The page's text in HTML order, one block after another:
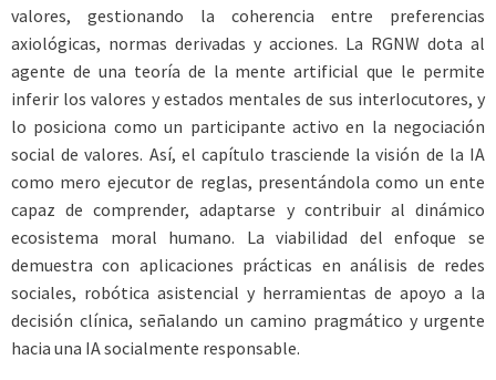
valores, gestionando la coherencia entre preferencias
axiológicas, normas derivadas y acciones. La RGNW dota al
agente de una teoría de la mente artificial que le permite
inferir los valores y estados mentales de sus interlocutores, y
lo posiciona como un participante activo en la negociación
social de valores. Así, el capítulo trasciende la visión de la IA
como mero ejecutor de reglas, presentándola como un ente
capaz de comprender, adaptarse y contribuir al dinámico
ecosistema moral humano. La viabilidad del enfoque se
demuestra con aplicaciones prácticas en análisis de redes
sociales, robótica asistencial y herramientas de apoyo a la
decisión clínica, señalando un camino pragmático y urgente
hacia una IA socialmente responsable.